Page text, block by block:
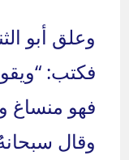
وعلق أبو
فكتب:
فهو منساغ
وقال